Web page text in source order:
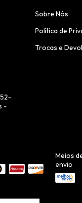
-
Sobre Nós
Política de
Trocas e
Meios
envio